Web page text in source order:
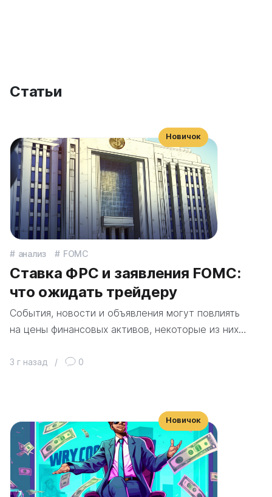
Статьи
анализ FOMC
Ставка ФРС и заявления FOMC:
что ожидать трейдеру
События, новости и объявления могут повлиять
на цены финансовых активов, некоторые из них…
3 г назад / 0
Новичок
Новичок